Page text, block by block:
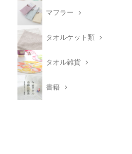
マフラー
タオルケット類
タオル雑貨
書籍